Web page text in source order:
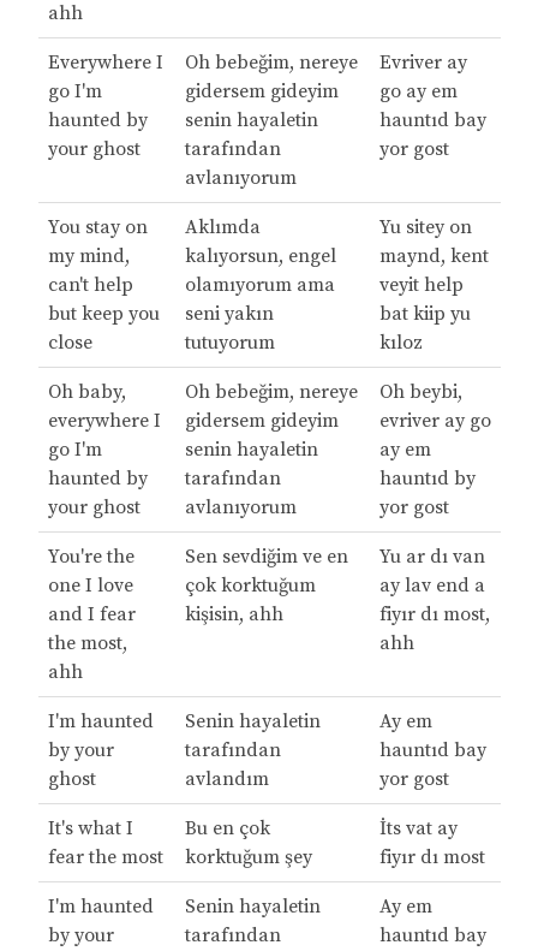
ahh
Everywhere I
go I'm
haunted by
your ghost
Oh bebeğim, nereye
gidersem gideyim
senin hayaletin
tarafından
avlanıyorum
Evriver ay
go ay em
hauntıd bay
yor gost
You stay on
my mind,
can't help
but keep you
close
Aklımda
kalıyorsun, engel
olamıyorum ama
seni yakın
tutuyorum
Yu sitey on
maynd, kent
veyit help
bat kiip yu
kıloz
Oh baby,
everywhere I
go I'm
haunted by
your ghost
Oh bebeğim, nereye
gidersem gideyim
senin hayaletin
tarafından
avlanıyorum
Oh beybi,
evriver ay go
ay em
hauntıd by
yor gost
You're the
one I love
and I fear
the most,
ahh
Sen sevdiğim ve en
çok korktuğum
kişisin, ahh
Yu ar dı van
ay lav end a
fiyır dı most,
ahh
I'm haunted
by your
ghost
Senin hayaletin
tarafından
avlandım
Ay em
hauntıd bay
yor gost
It's what I
fear the most
Bu en çok
korktuğum şey
İts vat ay
fiyır dı most
I'm haunted
by your
Senin hayaletin
tarafından
Ay em
hauntıd bay